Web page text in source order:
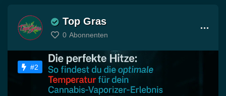
Top Gras
0 Abonnenten
#2